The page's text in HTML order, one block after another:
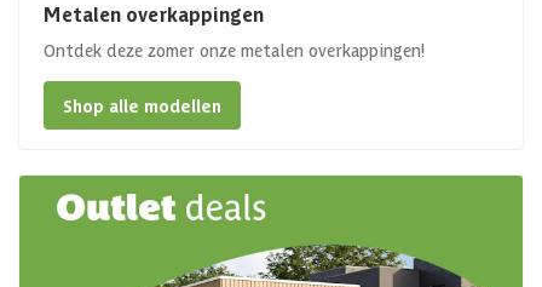
Metalen overkappingen
Ontdek deze zomer onze metalen overkappingen!
Shop alle modellen